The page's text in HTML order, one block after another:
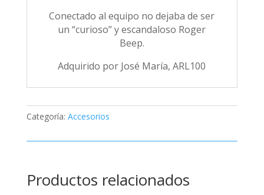
Conectado al equipo no dejaba de ser
un “curioso” y escandaloso Roger
Beep.
Adquirido por José María, ARL100
Categoría: Accesorios
Productos relacionados